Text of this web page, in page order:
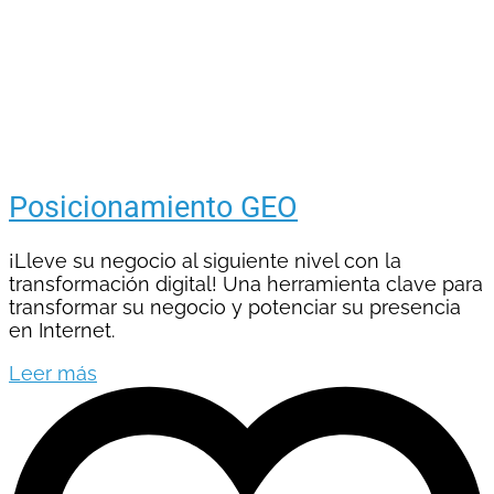
Posicionamiento GEO
¡Lleve su negocio al siguiente nivel con la
transformación digital! Una herramienta clave para
transformar su negocio y potenciar su presencia
en Internet.
Leer más